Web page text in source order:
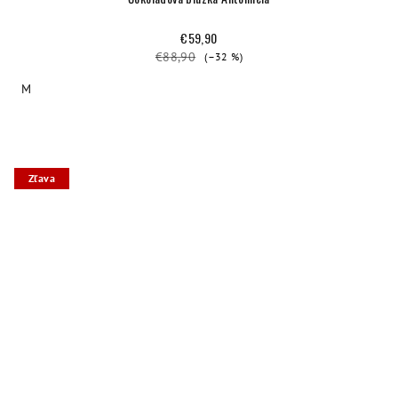
€59,90
€88,90 (–32 %)
M
Zľava